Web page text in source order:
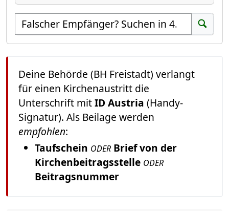
Empfänger suchen
Suchen
Deine Behörde (BH Freistadt) verlangt
für einen Kirchenaustritt die
Unterschrift mitID Austria (Handy-
Signatur). Als Beilage werden
empfohlen:
Taufschein ODER Brief von der
Kirchenbeitragsstelle ODER
Beitragsnummer